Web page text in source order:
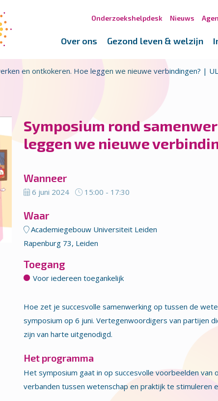
Onderzoekshelpdesk Nieuws
Over ons Gezond leven & welzijn
en ontkokeren. Hoe leggen we nieuwe verbindingen? | UL
Symposium rond
leggen we nieuwe
Wanneer
6 juni 2024 15:00 - 17:30
Waar
Academiegebouw Universiteit Leiden
Rapenburg 73, Leiden
Toegang
Voor iedereen toegankelijk
Hoe zet je succesvolle samenwerking op tussen de
symposium op 6 juni. Vertegenwoordigers van partijen
zijn van harte uitgenodigd.
Het programma
Het symposium gaat in op succesvolle voorbeelden van
verbanden tussen wetenschap en praktijk te stimuleren